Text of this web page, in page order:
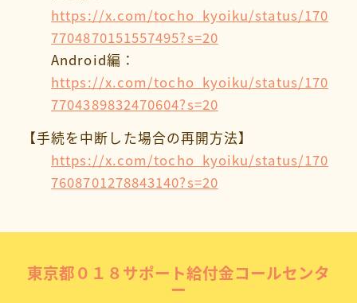
https://x.com/tocho_kyoiku/status/170
7704870151557495?s=20
Android編：
https://x.com/tocho_kyoiku/status/170
7704389832470604?s=20
【手続を中断した場合の再開方法】
https://x.com/tocho_kyoiku/status/170
7608701278843140?s=20
東京都０１８ サポート給付金コールセンタ
ー